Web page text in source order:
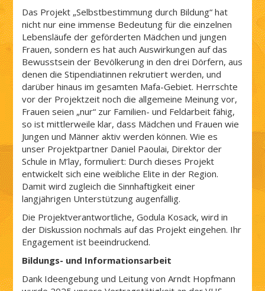
Das Projekt „Selbstbestimmung durch Bildung“ hat
nicht nur eine immense Bedeutung für die einzelnen
Lebensläufe der geförderten Mädchen und jungen
Frauen, sondern es hat auch Auswirkungen auf das
Bewusstsein der Bevölkerung in den drei Dörfern, aus
denen die Stipendiatinnen rekrutiert werden, und
darüber hinaus im gesamten Mafa-Gebiet. Herrschte
vor der Projektzeit noch die allgemeine Meinung vor,
Frauen seien „nur“ zur Familien- und Feldarbeit fähig,
so ist mittlerweile klar, dass Mädchen und Frauen wie
Jungen und Männer aktiv werden können. Wie es
unser Projektpartner Daniel Paoulai, Direktor der
Schule in M’lay, formuliert: Durch dieses Projekt
entwickelt sich eine weibliche Elite in der Region.
Damit wird zugleich die Sinnhaftigkeit einer
langjährigen Unterstützung augenfällig.
Die Projektverantwortliche, Godula Kosack, wird in
der Diskussion nochmals auf das Projekt eingehen. Ihr
Engagement ist beeindruckend.
Bildungs- und Informationsarbeit
Dank Ideengebung und Leitung von Arndt Hopfmann